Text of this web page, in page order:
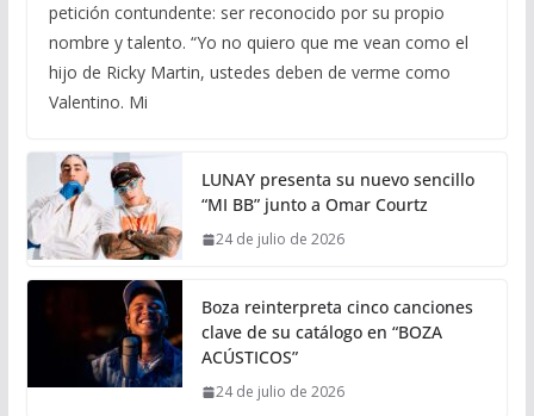
petición contundente: ser reconocido por su propio
nombre y talento. “Yo no quiero que me vean como el
hijo de Ricky Martin, ustedes deben de verme como
Valentino. Mi
LUNAY presenta su nuevo sencillo
“MI BB” junto a Omar Courtz
24 de julio de 2026
Boza reinterpreta cinco canciones
clave de su catálogo en “BOZA
ACÚSTICOS”
24 de julio de 2026